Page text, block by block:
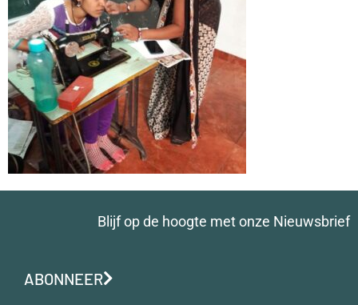
Blijf op de hoogte met onze Nieuwsbrief
ABONNEER